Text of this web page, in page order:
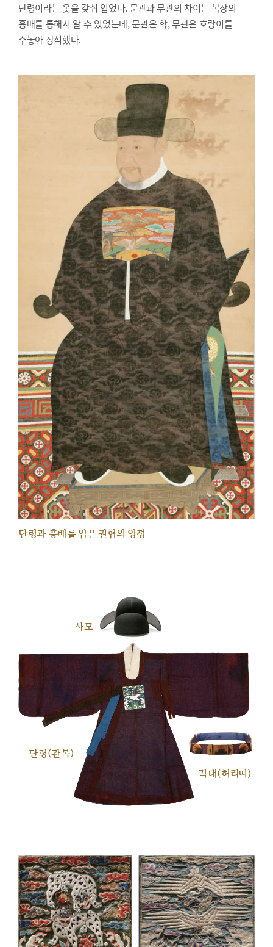
단령이라는 옷을 갖춰 입었다. 문관과 무관의 차이는 복장의
흉배를 통해서 알 수 있었는데, 문관은 학, 무관은 호랑이를
수놓아 장식했다.
단령과 흉배를 입은 권협의 영정
사모
단령(관복)
각대(허리띠)